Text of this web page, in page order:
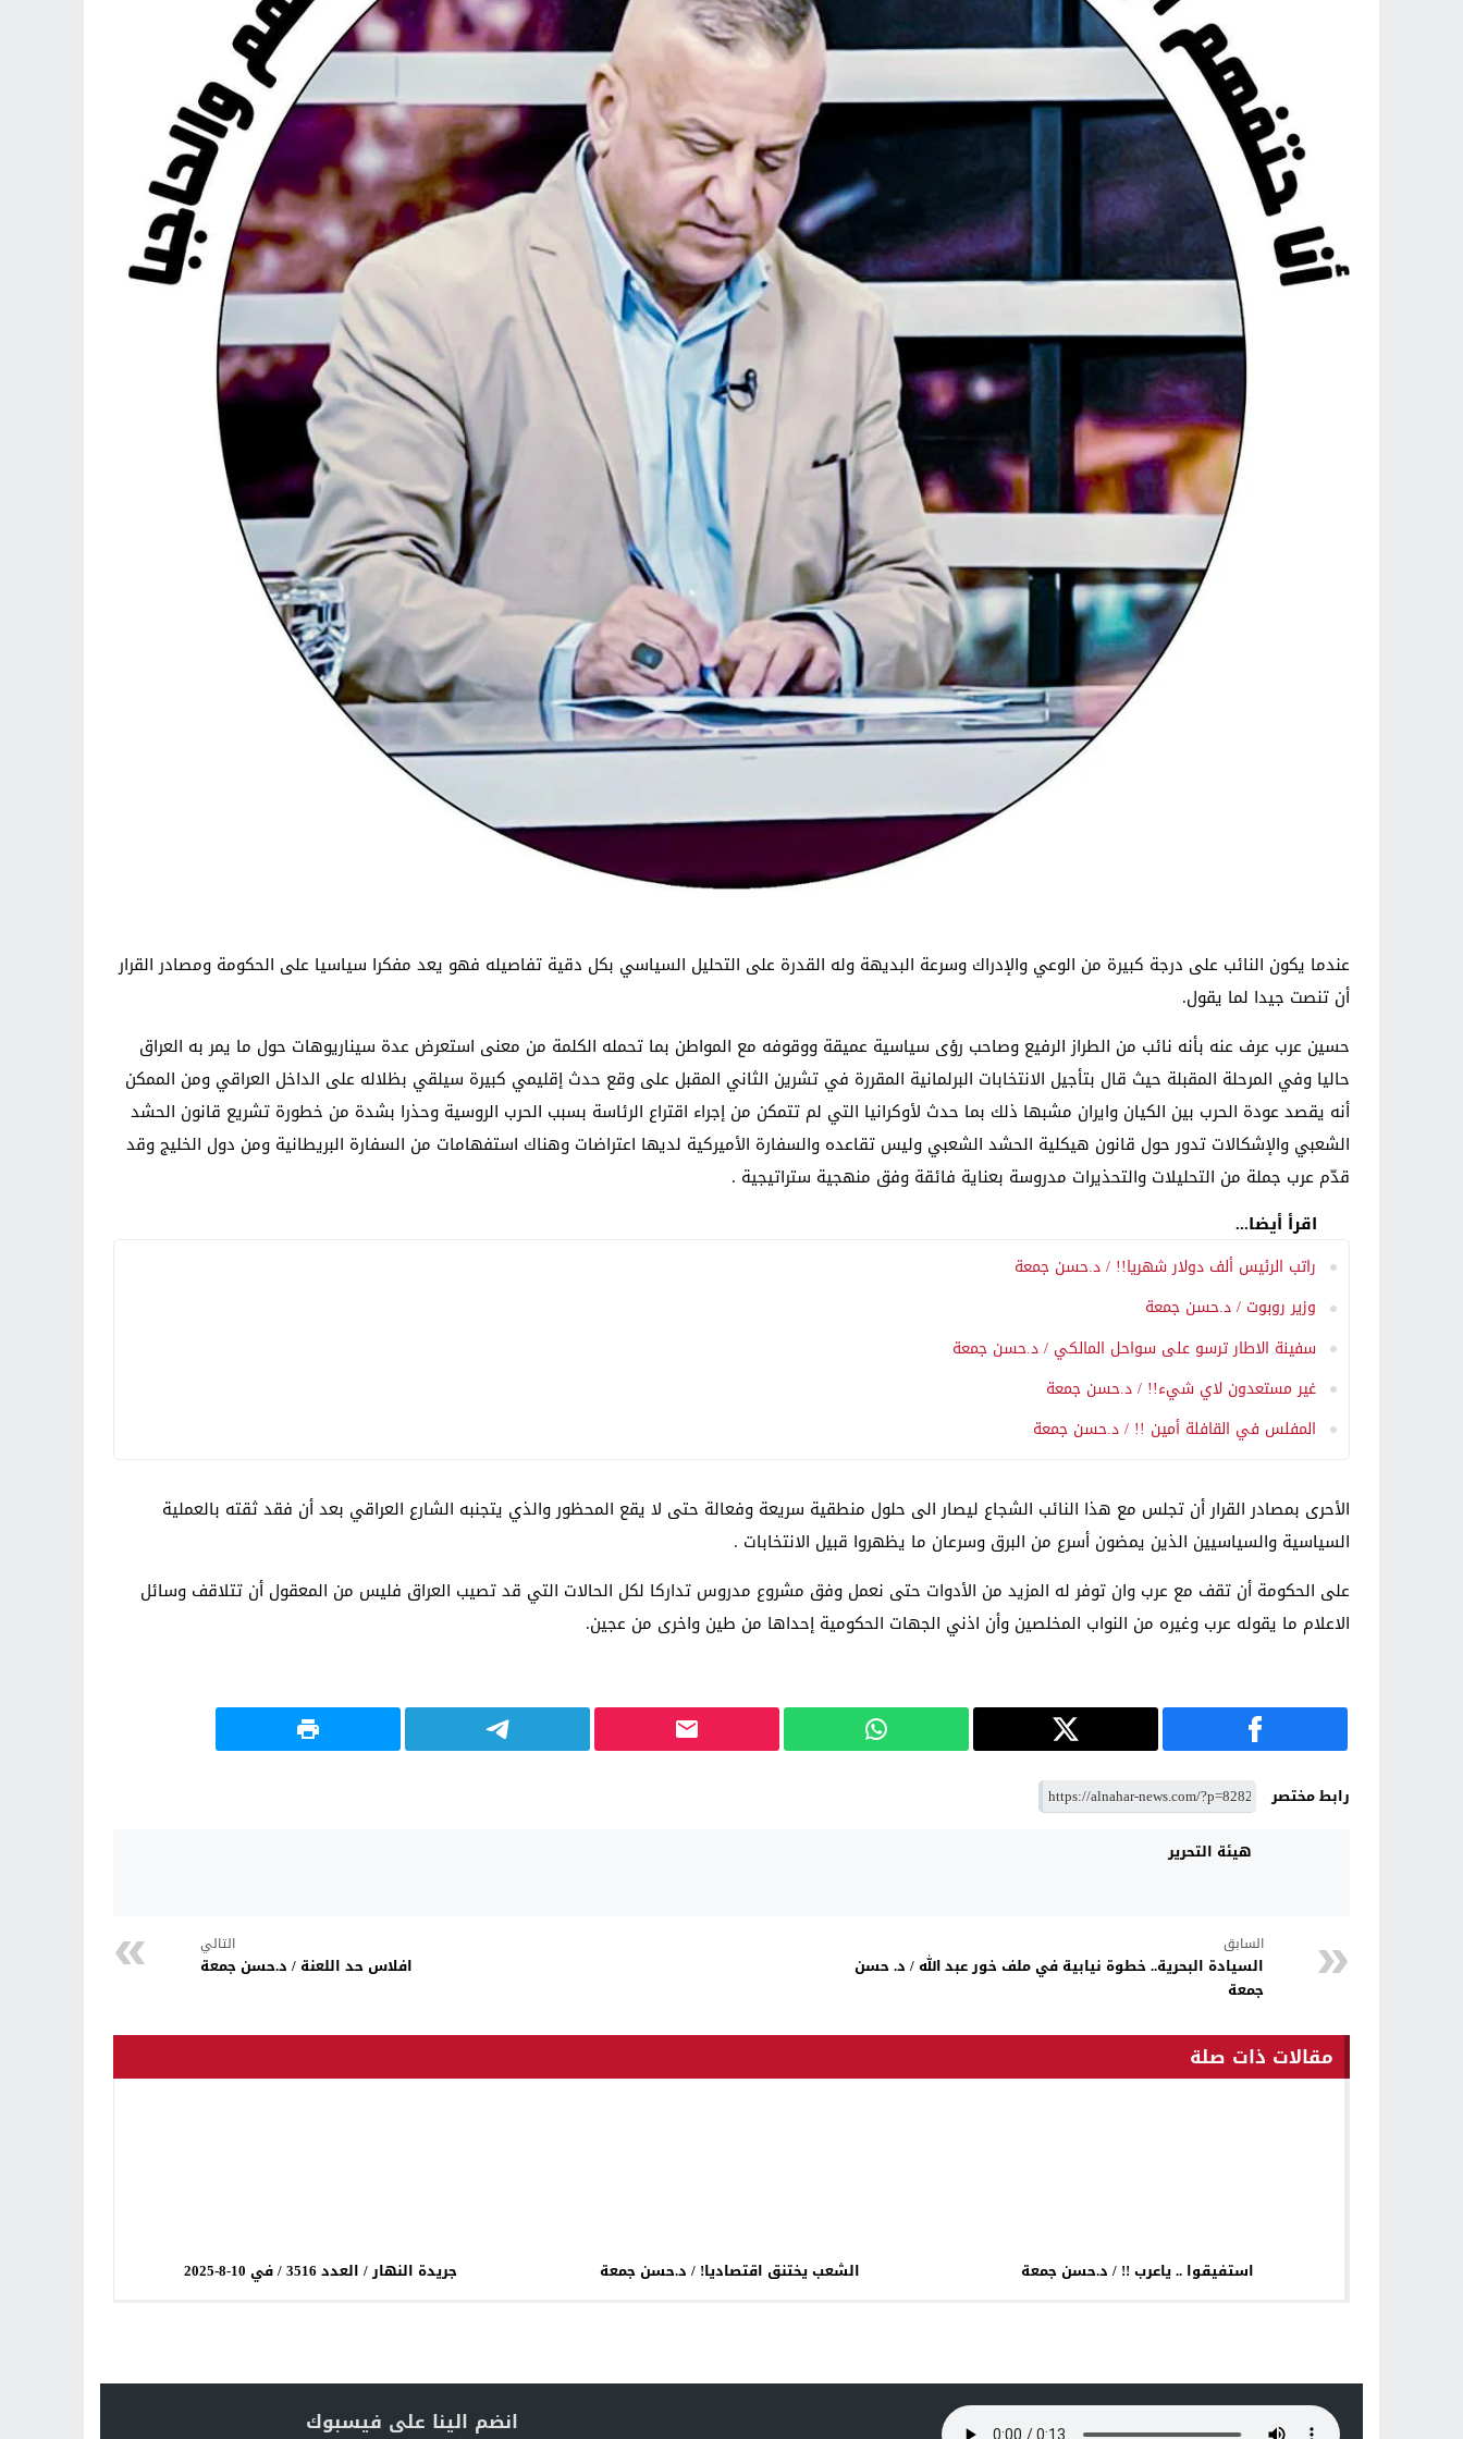
عندما يكون النائب على درجة كبيرة من الوعي والإدراك وسرعة البديهة وله القدرة على التحليل السياسي بكل دقية تفاصيله فهو يعد مفكرا سياسيا على الحكومة ومصادر القرار
أن تنصت جيدا لما يقول.
حسين عرب عرف عنه بأنه نائب من الطراز الرفيع وصاحب رؤى سياسية عميقة ووقوفه مع المواطن بما تحمله الكلمة من معنى استعرض عدة سيناريوهات حول ما يمر به العراق
حاليا وفي المرحلة المقبلة حيث قال بتأجيل الانتخابات البرلمانية المقررة في تشرين الثاني المقبل على وقع حدث إقليمي كبيرة سيلقي بظلاله على الداخل العراقي ومن الممكن
أنه يقصد عودة الحرب بين الكيان وايران مشبها ذلك بما حدث لأوكرانيا التي لم تتمكن من إجراء اقتراع الرئاسة بسبب الحرب الروسية وحذرا بشدة من خطورة تشريع قانون الحشد
الشعبي والإشكالات تدور حول قانون هيكلية الحشد الشعبي وليس تقاعده والسفارة الأميركية لديها اعتراضات وهناك استفهامات من السفارة البريطانية ومن دول الخليج وقد
قدّم عرب جملة من التحليلات والتحذيرات مدروسة بعناية فائقة وفق منهجية ستراتيجية .
اقرأ أيضا...
راتب الرئيس ألف دولار شهريا!! / د.حسن جمعة
وزير روبوت / د.حسن جمعة
سفينة الاطار ترسو على سواحل المالكي / د.حسن جمعة
غير مستعدون لاي شيء!! / د.حسن جمعة
المفلس في القافلة أمين !! / د.حسن جمعة
الأحرى بمصادر القرار أن تجلس مع هذا النائب الشجاع ليصار الى حلول منطقية سريعة وفعالة حتى لا يقع المحظور والذي يتجنبه الشارع العراقي بعد أن فقد ثقته بالعملية
السياسية والسياسيين الذين يمضون أسرع من البرق وسرعان ما يظهروا قبيل الانتخابات .
على الحكومة أن تقف مع عرب وان توفر له المزيد من الأدوات حتى نعمل وفق مشروع مدروس تداركا لكل الحالات التي قد تصيب العراق فليس من المعقول أن تتلاقف وسائل
الاعلام ما يقوله عرب وغيره من النواب المخلصين وأن اذني الجهات الحكومية إحداها من طين واخرى من عجين.
رابط مختصر
هيئة التحرير
السابق
السيادة البحرية.. خطوة نيابية في ملف خور عبد الله / د. حسن
جمعة
التالي
افلاس حد اللعنة / د.حسن جمعة
مقالات ذات صلة
استفيقوا .. ياعرب !! / د.حسن جمعة الشعب يختنق اقتصاديا! / د.حسن جمعة جريدة النهار / العدد 3516 / في 10-8-2025
انضم الينا على فيسبوك